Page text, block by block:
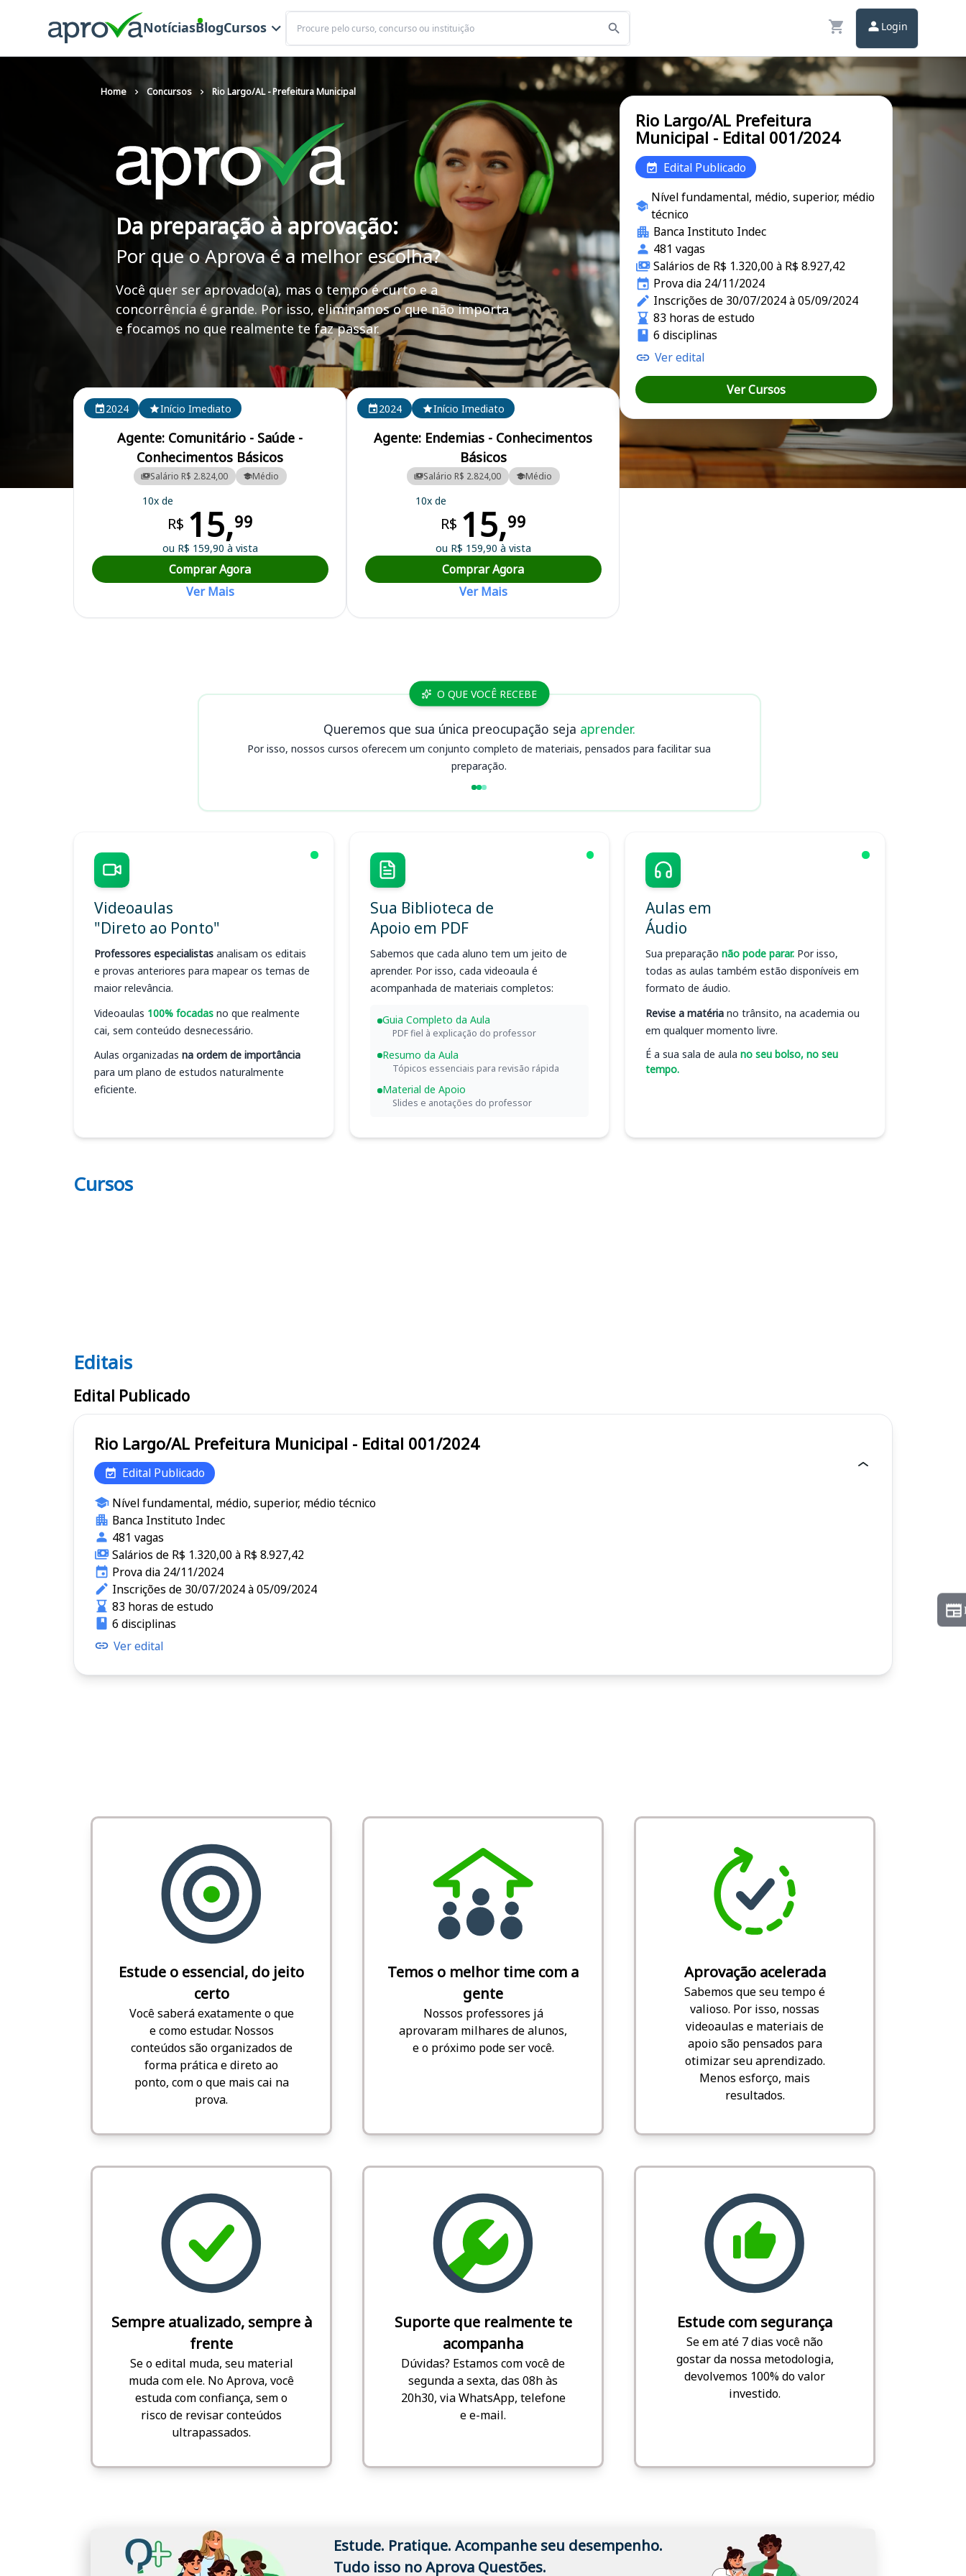
NotíciasBlogCursos
Buscar
Login
Home Concursos Rio Largo/AL - Prefeitura Municipal
Da preparação à aprovação:
Por que o Aprova é a melhor escolha?
Você quer ser aprovado(a), mas o tempo é curto e a
concorrência é grande. Por isso, eliminamos o que não importa
e focamos no que realmente te faz passar.
Curso Preparatório para o Concurso Rio Largo/AL - Prefeitura Municipal
Cursos em destaque para passar no concurso
2024
Início Imediato
Agente: Comunitário - Saúde -
Conhecimentos Básicos
Salário R$ 2.824,00 Médio
10x de
R$ 15,99
ou R$ 159,90 à vista
Comprar Agora
Ver Mais
2024 Início Imediato
Agente: Endemias - Conhecimentos
Básicos
Salário R$ 2.824,00 Médio
10x de
R$ 15,99
ou R$ 159,90 à vista
Comprar Agora
Ver Mais
Rio Largo/AL Prefeitura
Municipal - Edital 001/2024
Edital Publicado
Nível fundamental, médio, superior, médio
técnico
Banca Instituto Indec
481 vagas
Salários de R$ 1.320,00 à R$ 8.927,42
Prova dia 24/11/2024
Inscrições de 30/07/2024 à 05/09/2024
83 horas de estudo
6 disciplinas
Ver edital
Ver Cursos
O QUE VOCÊ RECEBE
Queremos que sua única preocupação seja aprender.
Por isso, nossos cursos oferecem um conjunto completo de materiais, pensados para facilitar sua
preparação.
Videoaulas
"Direto ao Ponto"
Professores especialistas analisam os editais
e provas anteriores para mapear os temas de
maior relevância.
Videoaulas 100% focadas no que realmente
cai, sem conteúdo desnecessário.
Aulas organizadas na ordem de importância
para um plano de estudos naturalmente
eficiente.
Sua Biblioteca de
Apoio em PDF
Sabemos que cada aluno tem um jeito de
aprender. Por isso, cada videoaula é
acompanhada de materiais completos:
Guia Completo da Aula
PDF fiel à explicação do professor
Resumo da Aula
Tópicos essenciais para revisão rápida
Material de Apoio
Slides e anotações do professor
Aulas em
Áudio
Sua preparação não pode parar. Por isso,
todas as aulas também estão disponíveis em
formato de áudio.
Revise a matéria no trânsito, na academia ou
em qualquer momento livre.
É a sua sala de aula no seu bolso, no seu
tempo.
Cursos
Editais
Editais
Edital Publicado
Rio Largo/AL Prefeitura Municipal - Edital 001/2024
Edital Publicado
Nível fundamental, médio, superior, médio técnico
Banca Instituto Indec
481 vagas
Salários de R$ 1.320,00 à R$ 8.927,42
Prova dia 24/11/2024
Inscrições de 30/07/2024 à 05/09/2024
83 horas de estudo
6 disciplinas
Ver edital
Estude o essencial, do jeito
certo
Você saberá exatamente o que
e como estudar. Nossos
conteúdos são organizados de
forma prática e direto ao
ponto, com o que mais cai na
prova.
Temos o melhor time com a
gente
Nossos professores já
aprovaram milhares de alunos,
e o próximo pode ser você.
Aprovação acelerada
Sabemos que seu tempo é
valioso. Por isso, nossas
videoaulas e materiais de
apoio são pensados para
otimizar seu aprendizado.
Menos esforço, mais
resultados.
Sempre atualizado, sempre à
frente
Se o edital muda, seu material
muda com ele. No Aprova, você
estuda com confiança, sem o
risco de revisar conteúdos
ultrapassados.
Suporte que realmente te
acompanha
Dúvidas? Estamos com você de
segunda a sexta, das 08h às
20h30, via WhatsApp, telefone
e e-mail.
Estude com segurança
Se em até 7 dias você não
gostar da nossa metodologia,
devolvemos 100% do valor
investido.
Estude. Pratique. Acompanhe seu desempenho.
Tudo isso no Aprova Questões.